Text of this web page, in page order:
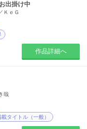
出掛け中
ＫｅＧ
作品詳細へ
哉
載タイトル（一般）